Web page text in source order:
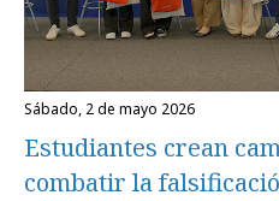
sábado, 2 de mayo 2026
Estudiantes crean
combatir la